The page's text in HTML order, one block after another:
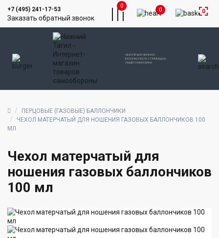
+7 (495) 241-17-53
Заказать обратный звонок
ОБЕСПЕЧЬТЕ ЛИЧНУЮ
БЕЗОПАСНОСТЬ С ПОМОЩЬЮ
НАШЕГО МАГАЗИНА
0
0 0
ПЕРЦОВЫЕ (ГАЗОВЫЕ) БАЛЛОНЧИКИ
ЧЕХОЛ МАТЕРЧАТЫЙ ДЛЯ НОШЕНИЯ ГАЗОВЫХ БАЛЛОНЧИКОВ 100
МЛ
Чехол матерчатый для
ношения газовых баллончиков
100 мл